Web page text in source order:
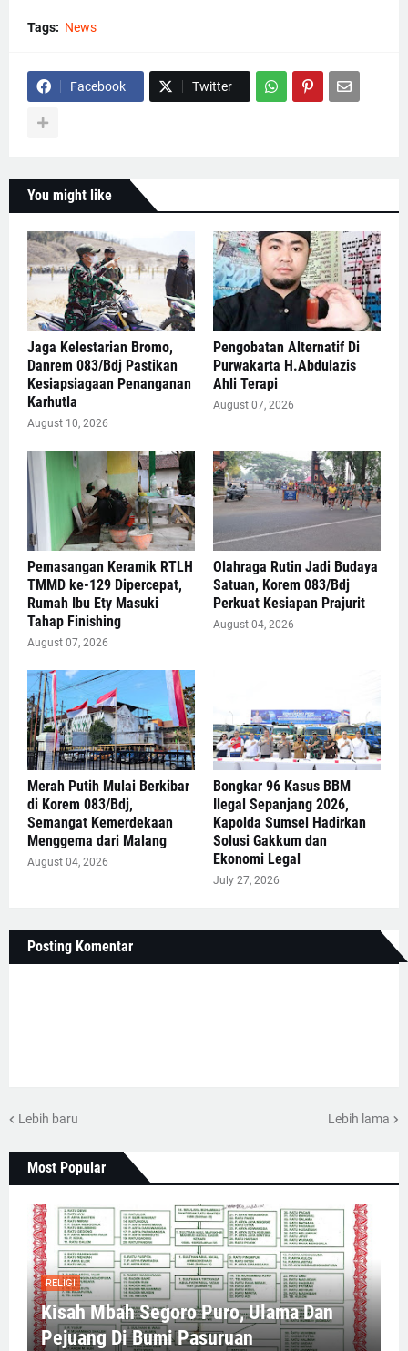
Tags: News
Facebook Twitter
You might like
Jaga Kelestarian Bromo,
Danrem 083/Bdj Pastikan
Kesiapsiagaan Penanganan
Karhutla
August 10, 2026
Pengobatan Alternatif Di
Purwakarta H.Abdulazis
Ahli Terapi
August 07, 2026
Pemasangan Keramik RTLH
TMMD ke-129 Dipercepat,
Rumah Ibu Ety Masuki
Tahap Finishing
August 07, 2026
Olahraga Rutin Jadi Budaya
Satuan, Korem 083/Bdj
Perkuat Kesiapan Prajurit
August 04, 2026
Merah Putih Mulai Berkibar
di Korem 083/Bdj,
Semangat Kemerdekaan
Menggema dari Malang
August 04, 2026
Bongkar 96 Kasus BBM
Ilegal Sepanjang 2026,
Kapolda Sumsel Hadirkan
Solusi Gakkum dan
Ekonomi Legal
July 27, 2026
Posting Komentar
Lebih baru Lebih lama
Most Popular
RELIGI
Kisah Mbah Segoro Puro, Ulama Dan
Pejuang Di Bumi Pasuruan